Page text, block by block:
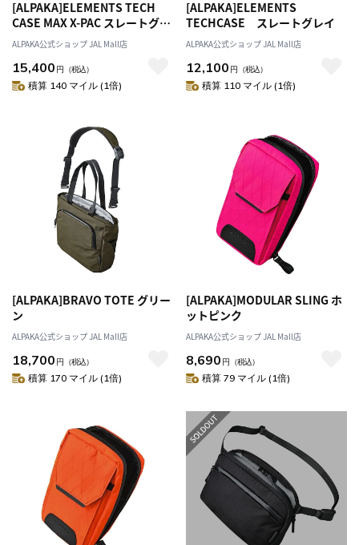
[ALPAKA]ELEMENTS TECH
CASE MAX X-PAC スレートグレ
イ
ALPAKA公式ショップ JAL Mall店
15,400 円 （税込）
積算 140 マイル (1倍)
[ALPAKA]ELEMENTS
TECHCASE スレートグレイ
ALPAKA公式ショップ JAL Mall店
12,100 円 （税込）
積算 110 マイル (1倍)
[ALPAKA]BRAVO TOTE グリー
ン
ALPAKA公式ショップ JAL Mall店
18,700 円 （税込）
積算 170 マイル (1倍)
[ALPAKA]MODULAR SLING ホ
ットピンク
ALPAKA公式ショップ JAL Mall店
8,690 円 （税込）
積算 79 マイル (1倍)